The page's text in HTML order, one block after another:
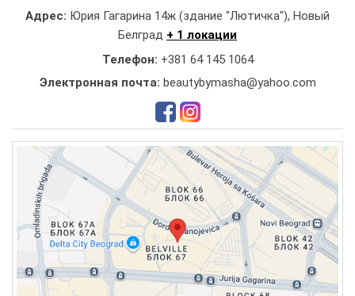
Адрес: Юрия Гагарина 14ж (здание "Лютичка"), Новый
Белград + 1 локации
Телефон: +381 64 145 1064
Электронная почта: beautybymasha@yahoo.com